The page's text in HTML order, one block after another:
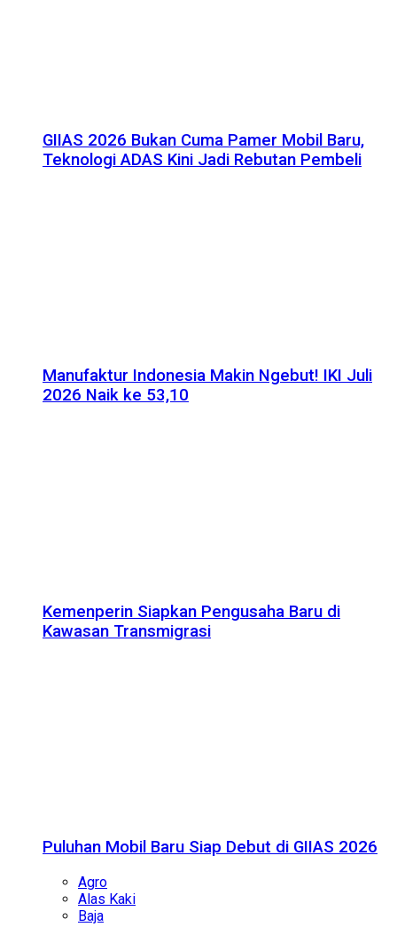
GIIAS 2026 Bukan Cuma Pamer Mobil Baru,
Teknologi ADAS Kini Jadi Rebutan Pembeli
Manufaktur Indonesia Makin Ngebut! IKI Juli
2026 Naik ke 53,10
Kemenperin Siapkan Pengusaha Baru di
Kawasan Transmigrasi
Puluhan Mobil Baru Siap Debut di GIIAS 2026
Agro
Alas Kaki
Baja